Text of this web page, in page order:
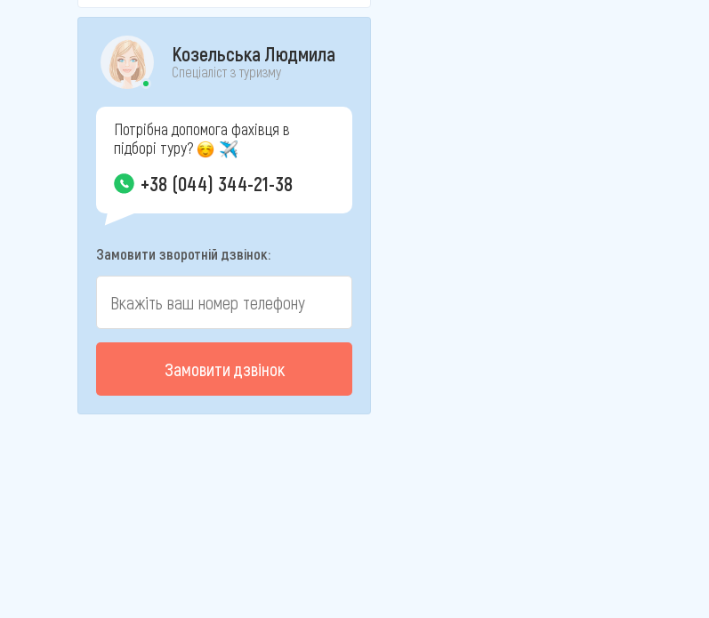
Козельська Людмила
Спеціаліст з туризму
Потрібна допомога фахівця в
підборі туру?
+38 (044) 344-21-38
Замовити зворотній дзвінок:
Замовити дзвінок